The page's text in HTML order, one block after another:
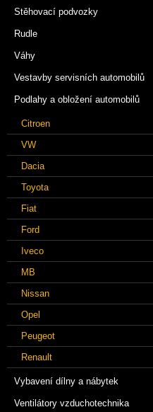
Stěhovací podvozky
Rudle
Váhy
Vestavby servisních automobilů
Podlahy a obložení automobilů
Citroen
VW
Dacia
Toyota
Fiat
Ford
Iveco
MB
Nissan
Opel
Peugeot
Renault
Vybavení dílny a nábytek
Ventilátory vzduchotechnika